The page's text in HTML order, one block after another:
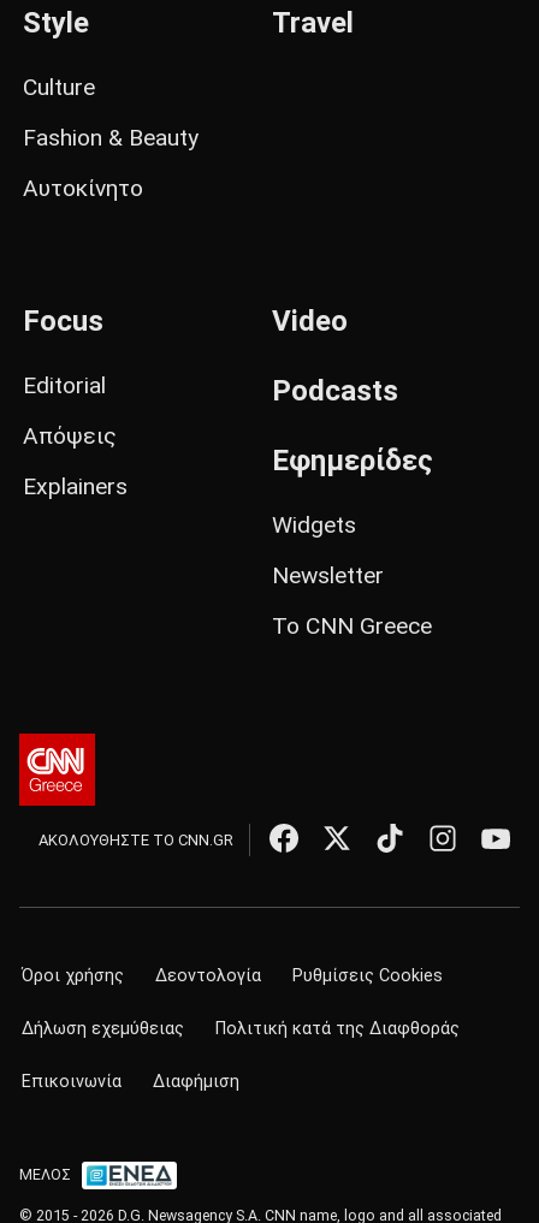
Style
Culture
Fashion & Beauty
Αυτοκίνητο
Travel
Focus
Editorial
Απόψεις
Explainers
Video
Podcasts
Εφημερίδες
Widgets
Newsletter
Το CNN Greece
ΑΚΟΛΟΥΘΗΣΤΕ ΤΟ CNN.GR
Όροι χρήσης Δεοντολογία Ρυθμίσεις Cookies
Δήλωση εχεμύθειας Πολιτική κατά της Διαφθοράς
Επικοινωνία Διαφήμιση
ΜΕΛΟΣ
© 2015 - 2026 D.G. Newsagency S.A. CNN name, logo and all associated